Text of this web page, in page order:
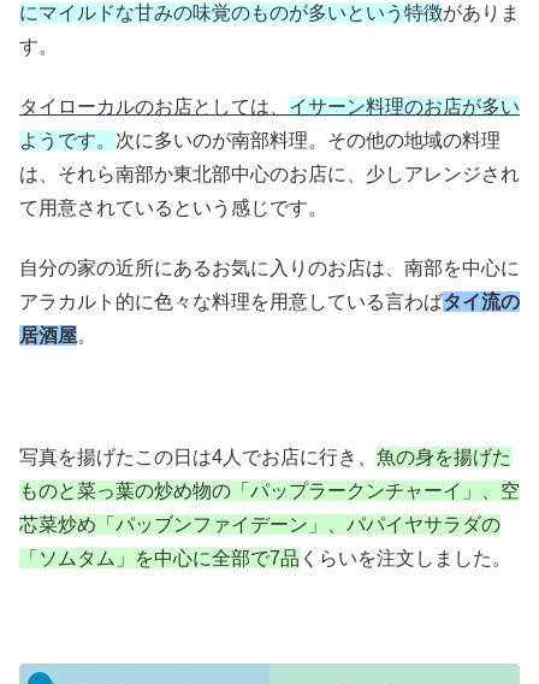
にマイルドな甘みの味覚のものが多いという特徴がありま
す。
タイローカルのお店としては、 イサーン料理のお店が多い
ようです。 次に多いのが南部料理。その他の地域の料理
は、それら南部か東北部中心のお店に、少しアレンジされ
て用意されているという感じです。
自分の家の近所にあるお気に入りのお店は、南部を中心に
アラカルト的に色々な料理を用意している言わばタイ流の
居酒屋。
写真を揚げたこの日は4人でお店に行き、 魚の身を揚げた
ものと菜っ葉の炒め物の「パップラークンチャーイ」、空
芯菜炒め「パッブンファイデーン」、パパイヤサラダの
「ソムタム」を中心に全部で7品 くらいを注文しました。